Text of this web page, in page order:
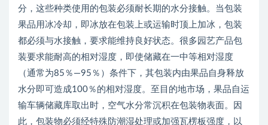
分，这些种类使用的包装必须耐长期的水分接触。当包装
果品用冰冷却，即冰放在包装上或运输时顶上加冰，包装
都必须与水接触，要求能维持良好状态。很多园艺产品包
装要求能耐高的相对湿度，即使储藏在一中等相对湿度
（通常为85％—95％）条件下，其包装内由果品自身释放
水分即可造成100％的相对湿度。至目的地市场，果品自运
输车辆储藏库取出时，空气水分常沉积在包装物表面。因
此，包装物必须经特殊防潮湿处理或加强瓦楞板强度，以